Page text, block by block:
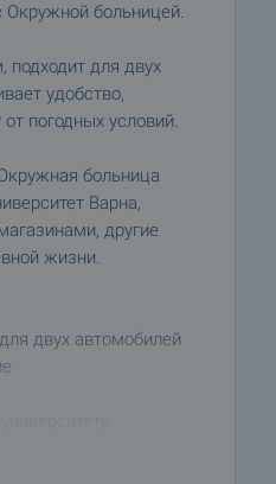
больницей.
для двух
удобство,
погодных условий.
больница
Варна,
другие
жизни.
двух автомобилей